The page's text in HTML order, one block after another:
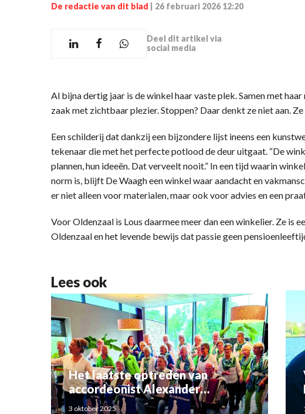
De redactie van dit blad 26 februari 2026 12:20
Deel dit artikel via
social media
Al bijna dertig jaar is de winkel haar vaste plek. Samen met
zaak met zichtbaar plezier. Stoppen? Daar denkt ze niet aan.
Een schilderij dat dankzij een bijzondere lijst ineens een
tekenaar die met het perfecte potlood de deur uitgaat. “De
plannen, hun ideeën. Dat verveelt nooit.” In een tijd waarin
norm is, blijft De Waagh een winkel waar aandacht en
er niet alleen voor materialen, maar ook voor advies en een
Voor Oldenzaal is Lous daarmee meer dan een winkelier. Ze is
Oldenzaal en het levende bewijs dat passie geen
Lees ook
Het laatste optreden van
accordeonist Alexander
Schoemaker
3 oktober 2025